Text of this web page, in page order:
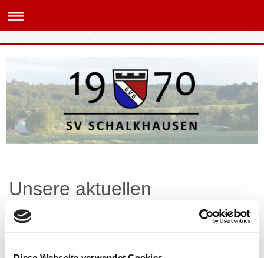
Unsere aktuellen
Stellenangebote